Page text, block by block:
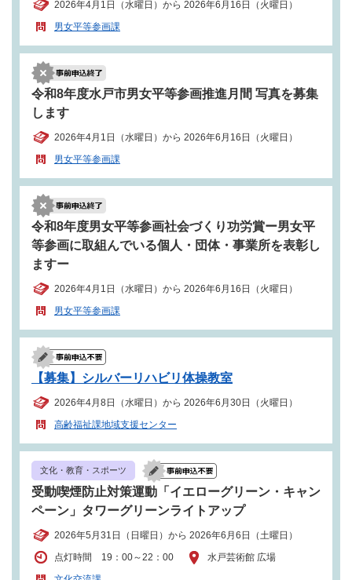
2026年4月1日（水曜日）から 2026年6月16日（火曜日）
男女平等参画課
令和8年度水戸市男女平等参画推進月間 写真を募集
します
2026年4月1日（水曜日）から 2026年6月16日（火曜日）
男女平等参画課
令和8年度男女平等参画社会づくり功労賞ー男女平
等参画に取組んでいる個人・団体・事業所を表彰し
ますー
2026年4月1日（水曜日）から 2026年6月16日（火曜日）
男女平等参画課
【募集】シルバーリハビリ体操教室
2026年4月8日（水曜日）から 2026年6月30日（火曜日）
高齢福祉課地域支援センター
文化・教育・スポーツ
受動喫煙防止対策運動「イエローグリーン・キャン
ペーン」タワーグリーンライトアップ
2026年5月31日（日曜日）から 2026年6月6日（土曜日）
点灯時間 19：00～22：00
水戸芸術館 広場